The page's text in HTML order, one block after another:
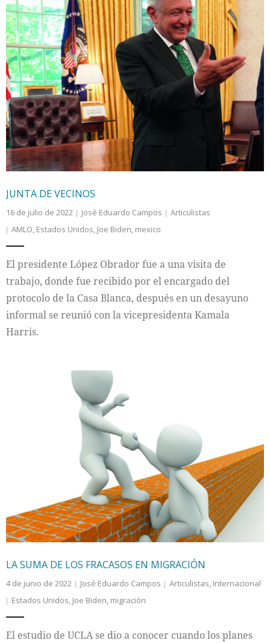
JUNTA DE VECINOS
16 de julio de 2022 José Eduardo Campos
Articulistas
AMLO, Estados Unidos, Joe Biden, mexico
El presidente López Obrador fue a una visita de
trabajo, donde fue recibido por el encargado del
protocolo de la Casa Blanca, después en un desayuno
informal se reunió con la vicepresidenta Kamala
Harris.
LA SUMA DE LOS FRACASOS EN MIGRACIÓN
4 de junio de 2022 José Eduardo Campos Articulistas, Internacional
Estados Unidos, Joe Biden, migración
El estudio de UCLA se dio a conocer cuando los planes